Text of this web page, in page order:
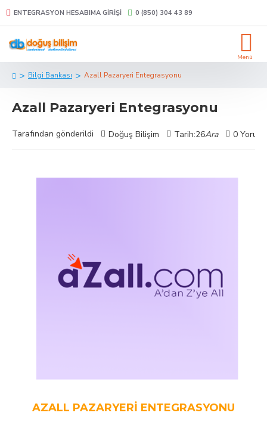
ENTEGRASYON HESABIMA GIRIŞI 0 (850) 304 43 89
Bilgi Bankası Azall Pazaryeri Entegrasyonu
Azall Pazaryeri Entegrasyonu
Tarafından gönderildi Doğuş Bilişim Tarih:26Ara 0 Yorum
AZALL PAZARYERI ENTEGRASYONU